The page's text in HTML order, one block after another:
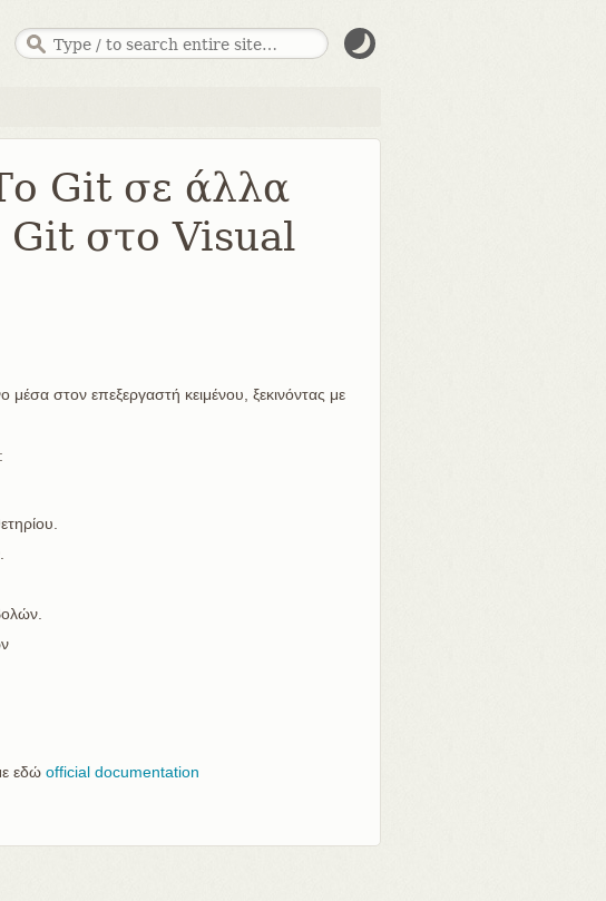
Git σε άλλα
Git στο Visual
στον επεξεργαστή κειμένου, ξεκινόντας με
εδώ official documentation